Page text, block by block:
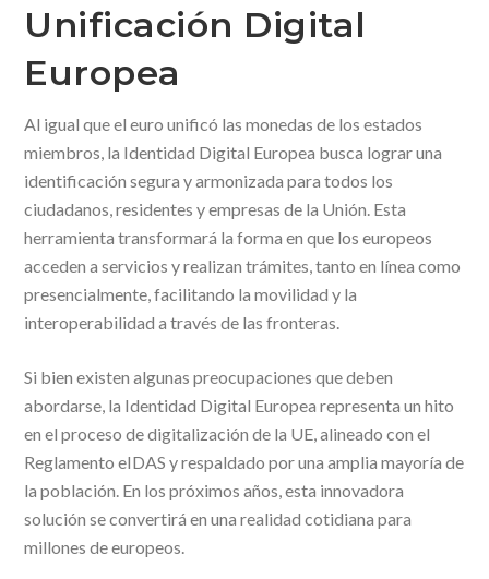
Unificación Digital
Europea
Al igual que el euro unificó las monedas de los estados
miembros, la Identidad Digital Europea busca lograr una
identificación segura y armonizada para todos los
ciudadanos, residentes y empresas de la Unión. Esta
herramienta transformará la forma en que los europeos
acceden a servicios y realizan trámites, tanto en línea como
presencialmente, facilitando la movilidad y la
interoperabilidad a través de las fronteras.
Si bien existen algunas preocupaciones que deben
abordarse, la Identidad Digital Europea representa un hito
en el proceso de digitalización de la UE, alineado con el
Reglamento eIDAS y respaldado por una amplia mayoría de
la población. En los próximos años, esta innovadora
solución se convertirá en una realidad cotidiana para
millones de europeos.